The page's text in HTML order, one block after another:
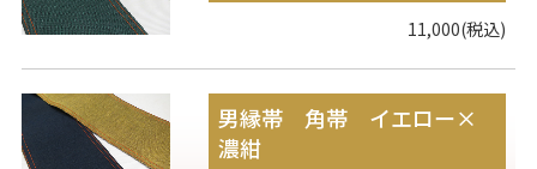
11,000(税込)
男縁帯 角帯 イエロー×
濃紺